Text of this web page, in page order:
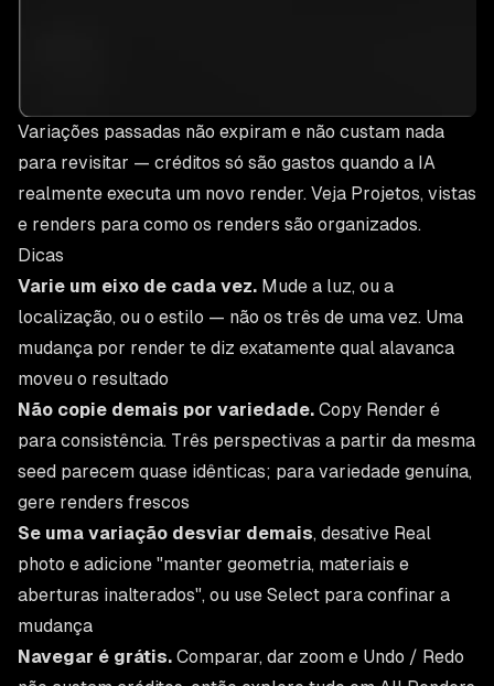
Variações passadas não expiram e não custam nada
para revisitar — créditos só são gastos quando a IA
realmente executa um novo render. Veja Projetos, vistas
e renders para como os renders são organizados.
Dicas
Varie um eixo de cada vez. Mude a luz, ou a
localização, ou o estilo — não os três de uma vez. Uma
mudança por render te diz exatamente qual alavanca
moveu o resultado
Não copie demais por variedade. Copy Render é
para consistência. Três perspectivas a partir da mesma
seed parecem quase idênticas; para variedade genuína,
gere renders frescos
Se uma variação desviar demais, desative Real
photo e adicione "manter geometria, materiais e
aberturas inalterados", ou use Select para confinar a
mudança
Navegar é grátis. Comparar, dar zoom e Undo / Redo